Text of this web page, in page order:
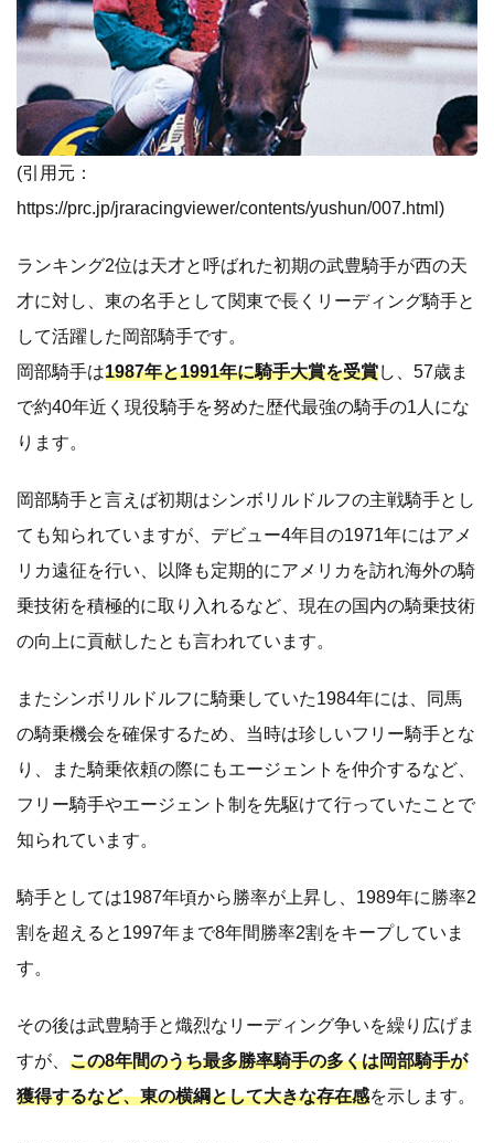
(引用元：
https://prc.jp/jraracingviewer/contents/yushun/007.html )
ランキング2位は天才と呼ばれた初期の武豊騎手が西の天
才に対し、東の名手として関東で長くリーディング騎手と
して活躍した岡部騎手です。
岡部騎手は1987年と1991年に騎手大賞を受賞し、57歳ま
で約40年近く現役騎手を努めた歴代最強の騎手の1人にな
ります。
岡部騎手と言えば初期はシンボリルドルフの主戦騎手とし
ても知られていますが、デビュー4年目の1971年にはアメ
リカ遠征を行い、以降も定期的にアメリカを訪れ海外の騎
乗技術を積極的に取り入れるなど、現在の国内の騎乗技術
の向上に貢献したとも言われています。
またシンボリルドルフに騎乗していた1984年には、同馬
の騎乗機会を確保するため、当時は珍しいフリー騎手とな
り、また騎乗依頼の際にもエージェントを仲介するなど、
フリー騎手やエージェント制を先駆けて行っていたことで
知られています。
騎手としては1987年頃から勝率が上昇し、1989年に勝率2
割を超えると1997年まで8年間勝率2割をキープしていま
す。
その後は武豊騎手と熾烈なリーディング争いを繰り広げま
すが、 この8年間のうち最多勝率騎手の多くは岡部騎手が
獲得するなど、東の横綱として大きな存在感を示します。